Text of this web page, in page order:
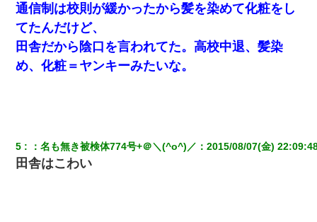
子供の頃、母の弟にイタズラされてて中学に入ってから関係を持
ってしまった。拒絶したら「全部バラしてやる」と脅迫されたの
で両親に全部話した。
３２歳俺「ずっと好きでした！！付き合って下さい！」 ２５歳
てよ！気持ち悪い！（ｼｯｼｯ」→ 後日、俺を見つけた母親がすっ飛
んできて・・・
通信制は校則が緩かったから髪を染めて化粧をし
てたんだけど、
田舎だから陰口を言われてた。高校中退、髪染
め、化粧＝ヤンキーみたいな。
5 ：名も無き被検体774号+＠＼(^o^)／ ：2015/08/07(金)
田舎はこわい